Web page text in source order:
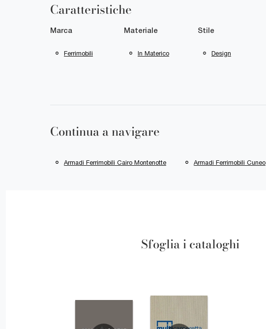
Caratteristiche
Marca
Ferrimobili
Materiale
In Materico
Stile
Design
Continua a navigare
Armadi Ferrimobili Cairo Montenotte Armadi Ferrimobili Cuneo
Sfoglia i cataloghi